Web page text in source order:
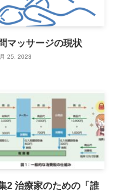
マッサージの現状
25, 2023
2 治療家のための「誰